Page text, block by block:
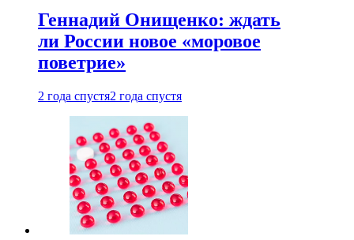
Геннадий Онищенко: ждать
ли России новое «моровое
поветрие»
2 года спустя2 года спустя